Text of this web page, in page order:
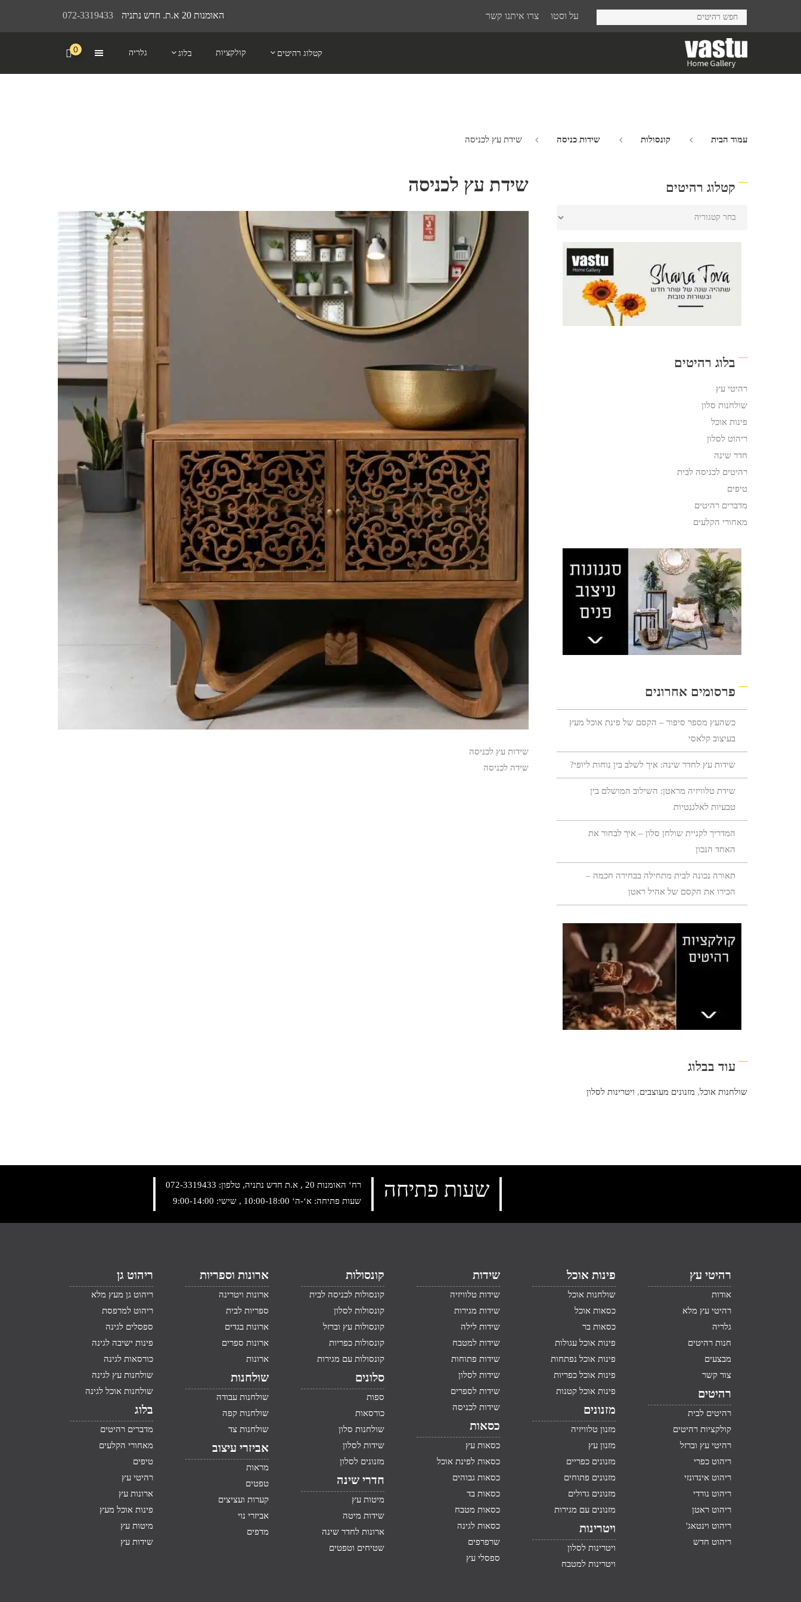
072-3319433 האומנות 20 א.ת. חדש נתניה על וסטו צרו איתנו קשר
קטלוג רהיטים קולקציות בלוג גלריה 0
עמוד הבית קונסולות שידות כניסה שידת עץ לכניסה
שידת עץ לכניסה
שידות עץ לכניסה
שידה לכניסה
קטלוג רהיטים
בלוג רהיטים
רהיטי עץ
שולחנות סלון
פינות אוכל
ריהוט לסלון
חדר שינה
רהיטים לכניסה לבית
טיפים
מדברים רהיטים
מאחורי הקלעים
פרסומים אחרונים
כשהעץ מספר סיפור – הקסם של פינת אוכל מעץ
בעיצוב קלאסי
שידות עץ לחדר שינה: איך לשלב בין נוחות ליופי?
שידת טלוויזיה מראטן: השילוב המושלם בין
טבעיות לאלגנטיות
המדריך לקניית שולחן סלון – איך לבחור את
האחד הנכון
תאורה נכונה לבית מתחילה בבחירה חכמה –
הכירו את הקסם של אהיל ראטן
עוד בבלוג
שולחנות אוכל, מזנונים מעוצבים, ויטרינות לסלון
רח‘ האומנות 20 , א.ת חדש נתניה, טלפון:
072-3319433
שעות פתיחה: א‘-ה‘ 10:00-18:00 , שישי: 9:00-14:00
שעות פתיחה
רהיטי עץ
אודות
רהיטי עץ מלא
גלריה
חנות רהיטים
מבצעים
צור קשר
רהיטים
רהיטים לבית
קולקציות רהיטים
רהיטי עץ וברזל
ריהוט כפרי
ריהוט אינדונזי
ריהוט נורדי
ריהוט ראטן
ריהוט וינטאג'
ריהוט חדש
פינות אוכל
שולחנות אוכל
כסאות אוכל
כסאות בר
פינות אוכל עגולות
פינות אוכל נפתחות
פינות אוכל כפריות
פינות אוכל קטנות
מזנונים
מזנון טלוויזיה
מזנון עץ
מזנונים כפריים
מזנונים פתוחים
מזנונים גדולים
מזנונים עם מגירות
ויטרינות
ויטרינות לסלון
ויטרינות למטבח
שידות
שידות טלוויזיה
שידות מגירות
שידות לילה
שידות למטבח
שידות פתוחות
שידות לסלון
שידות לספרים
שידות לכניסה
כסאות
כסאות עץ
כסאות לפינת אוכל
כסאות גבוהים
כסאות בד
כסאות מטבח
כסאות לגינה
שרפרפים
ספסלי עץ
קונסולות
קונסולות לכניסה לבית
קונסולות לסלון
קונסולות עץ וברזל
קונסולות כפריות
קונסולות עם מגירות
סלונים
ספות
כורסאות
שולחנות סלון
שידות לסלון
מזנונים לסלון
חדרי שינה
מיטות עץ
שידות מיטה
ארונות לחדר שינה
שטיחים וטפטים
ארונות וספריות
ארונות ויטרינה
ספריות לבית
ארונות בגדים
ארונות ספרים
ארונות
שולחנות
שולחנות עבודה
שולחנות קפה
שולחנות צד
אביזרי עיצוב
מראות
טפטים
קערות ועציצים
אביזרי נוי
מדפים
ריהוט גן
ריהוט גן מעץ מלא
ריהוט למרפסת
ספסלים לגינה
פינות ישיבה לגינה
כורסאות לגינה
שולחנות עץ לגינה
שולחנות אוכל לגינה
בלוג
מדברים רהיטים
מאחורי הקלעים
טיפים
רהיטי עץ
ארונות עץ
פינות אוכל מעץ
מיטות עץ
שידות עץ